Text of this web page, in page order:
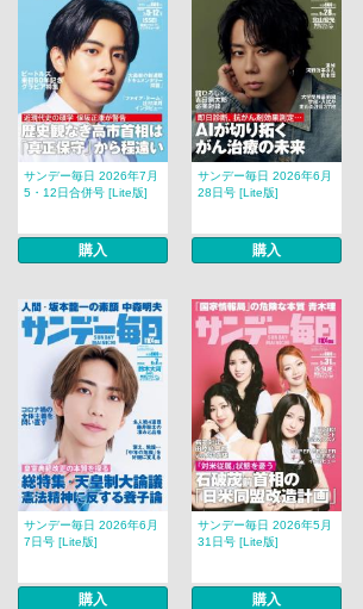
サンデー毎日 2026年7月
5・12日合併号 [Lite版]
購入
サンデー毎日 2026年6月
28日号 [Lite版]
購入
サンデー毎日 2026年6月
7日号 [Lite版]
購入
サンデー毎日 2026年5月
31日号 [Lite版]
購入